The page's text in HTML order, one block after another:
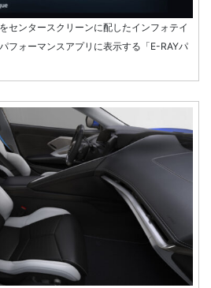
センタースクリーンに配したインフォテイ
フォーマンスアプリに表示する「E-RAYパ